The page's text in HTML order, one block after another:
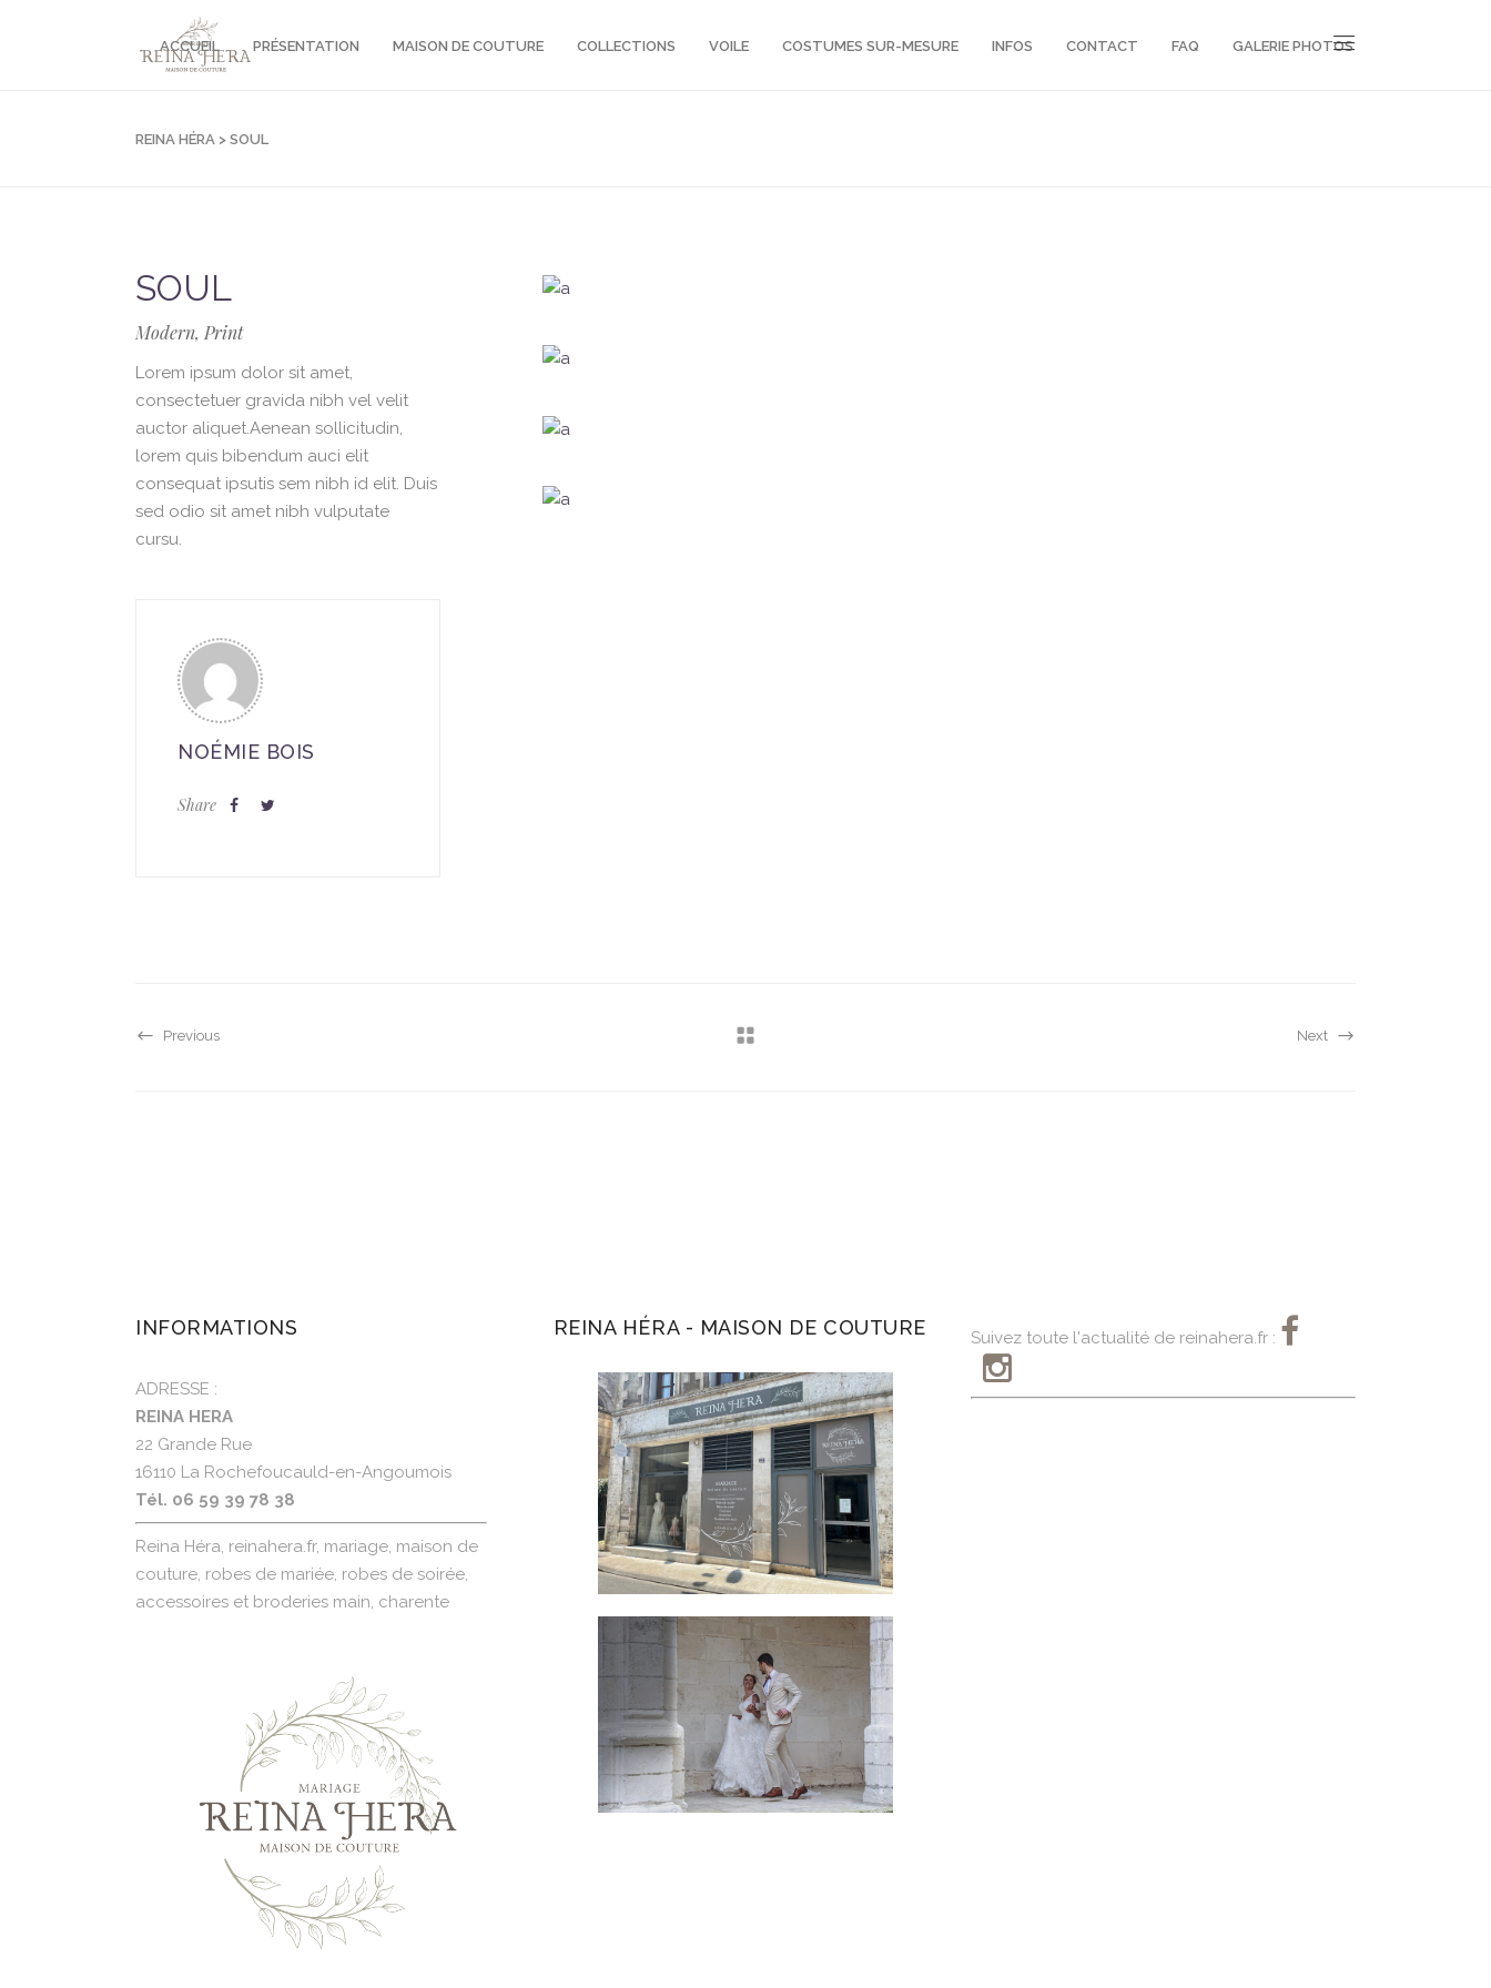
ACCUEIL PRÉSENTATION MAISON DE COUTURE COLLECTIONS VOILE COSTUMES SUR-MESURE INFOS CONTACT FAQ GALERIE PHOTOS
REINA HÉRA > SOUL
SOUL
Modern, Print
Lorem ipsum dolor sit amet,
consectetuer gravida nibh vel velit
auctor aliquet.Aenean sollicitudin,
lorem quis bibendum auci elit
consequat ipsutis sem nibh id elit. Duis
sed odio sit amet nibh vulputate
cursu.
NOÉMIE BOIS
Share
Previous Next
INFORMATIONS
ADRESSE :
REINA HERA
22 Grande Rue
16110 La Rochefoucauld-en-Angoumois
Tél. 06 59 39 78 38
Reina Héra, reinahera.fr, mariage, maison de
couture, robes de mariée, robes de soirée,
accessoires et broderies main, charente
REINA HÉRA - MAISON DE COUTURE Suivez toute l'actualité de reinahera.fr :